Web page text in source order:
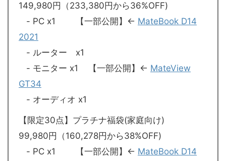
149,980円（233,380円から36%OFF)
- PC x1 【一部公開】← MateBook D14
2021
- ルーター x1
- モニター x1 【一部公開】← MateView
GT34
- オーディオ x1
【限定30点】プラチナ福袋(家庭向け)
99,980円（160,278円から38%OFF)
- PC x1 【一部公開】← MateBook D14